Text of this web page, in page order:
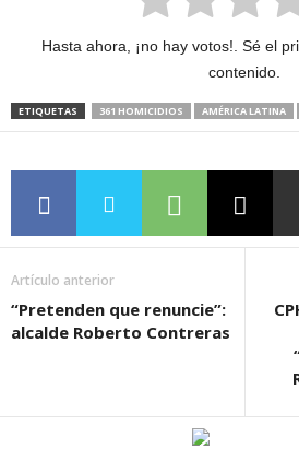
Hasta ahora, ¡no hay votos!. Sé el
contenido.
ETIQUETAS 361 HOMICIDIOS AMÉRICA LATINA
Artículo anterior
“Pretenden que renuncie”:
alcalde Roberto Contreras